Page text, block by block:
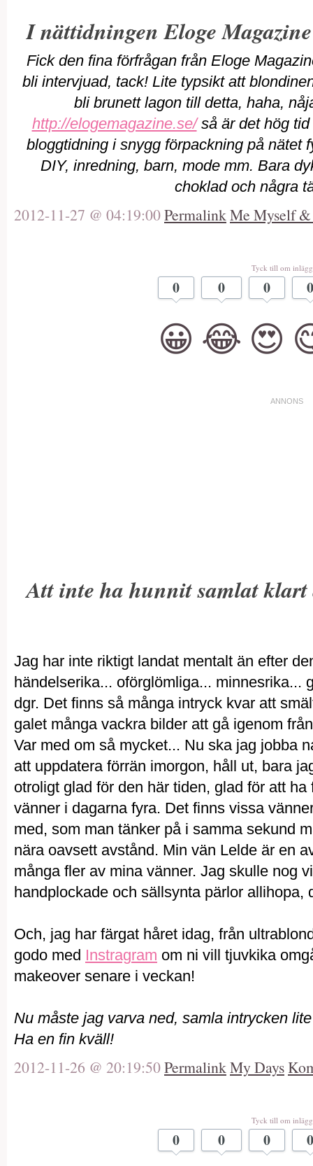
I nättidningen Eloge Magazine
Fick den fina förfrågan från Eloge
bli intervjuad, tack! Lite typsikt att
bli brunett lagon till detta, haha,
http://elogemagazine.se/så är det hög tid
bloggtidning i snygg förpackning på nätet
DIY, inredning, barn, mode mm. Bara
choklad och några
2012-11-27 @ 04:19:00PermalinkMe Myself
Tyck till om
0
😀
0
😂
0
😍
0
Att inte ha hunnit samlat
Jag har inte riktigt landat mentalt än efter
händelserika... oförglömliga... minnesrika...
dgr. Det finns så många intryck kvar att
galet många vackra bilder att gå igenom
Var med om så mycket... Nu ska jag jobba
att uppdatera förrän imorgon, håll ut, bara
otroligt glad för den här tiden, glad för att
vänner i dagarna fyra. Det finns vissa
med, som man tänker på i samma sekund
nära oavsett avstånd. Min vän Lelde är en
många fler av mina vänner. Jag skulle nog
handplockade och sällsynta pärlor allihopa,
Och, jag har färgat håret idag, från
godo med Instragram om ni vill tjuvkika
makeover senare i veckan!
Nu måste jag varva ned, samla intrycken
Ha en fin kväll!
2012-11-26 @ 20:19:50PermalinkMy Days
Tyck till om
0 0 0 0